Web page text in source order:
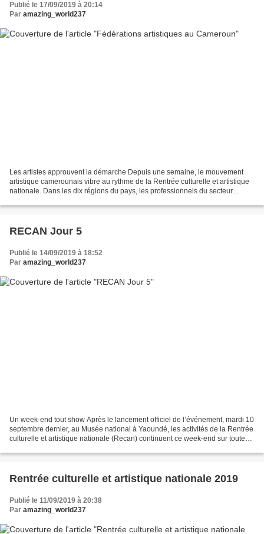
Publié le 17/09/2019 à 20:14
Par amazing_world237
Les artistes approuvent la démarche Depuis une semaine, le mouvement
artistique camerounais vibre au rythme de la Rentrée culturelle et artistique
nationale. Dans les dix régions du pays, les professionnels du secteur
RECAN Jour 5
Publié le 14/09/2019 à 18:52
Par amazing_world237
Un week-end tout show Après le lancement officiel de l’événement, mardi 10
septembre dernier, au Musée national à Yaoundé, les activités de la Rentrée
culturelle et artistique nationale (Recan) continuent ce week-end sur toute
Rentrée culturelle et artistique nationale 2019
Publié le 11/09/2019 à 20:38
Par amazing_world237